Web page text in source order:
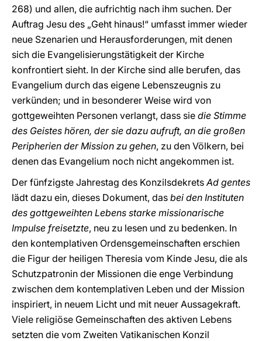
268) und allen, die aufrichtig nach ihm suchen. Der
Auftrag Jesu des „Geht hinaus!“ umfasst immer wieder
neue Szenarien und Herausforderungen, mit denen
sich die Evangelisierungstätigkeit der Kirche
konfrontiert sieht. In der Kirche sind alle berufen, das
Evangelium durch das eigene Lebenszeugnis zu
verkünden; und in besonderer Weise wird von
gottgeweihten Personen verlangt, dass sie die Stimme
des Geistes hören, der sie dazu aufruft, an die großen
Peripherien der Mission zu gehen, zu den Völkern, bei
denen das Evangelium noch nicht angekommen ist.
Der fünfzigste Jahrestag des KonzilsdekretsAd gentes
lädt dazu ein, dieses Dokument, das bei den Instituten
des gottgeweihten Lebens starke missionarische
Impulse freisetzte, neu zu lesen und zu bedenken. In
den kontemplativen Ordensgemeinschaften erschien
die Figur der heiligen Theresia vom Kinde Jesu, die als
Schutzpatronin der Missionen die enge Verbindung
zwischen dem kontemplativen Leben und der Mission
inspiriert, in neuem Licht und mit neuer Aussagekraft.
Viele religiöse Gemeinschaften des aktiven Lebens
setzten die vom Zweiten Vatikanischen Konzil